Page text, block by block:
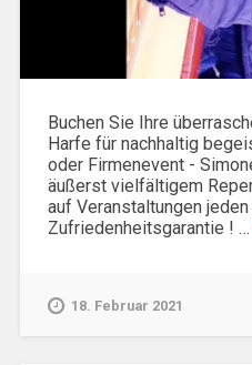
Buchen Sie Ihre
Harfe für nachhaltig
oder Firmenevent -
äußerst vielfältigem
auf Veranstaltungen
Zufriedenheitsgarantie ! …
18. Februar 2021